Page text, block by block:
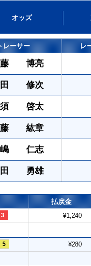
オッズ
レーサー レ
藤 博亮
田 修次
須 啓太
藤 紘章
嶋 仁志
田 勇雄
払戻金
3 ¥1,240
5 ¥280